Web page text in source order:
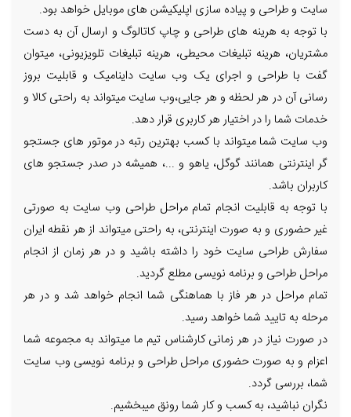
سایت و طراحی و پیاده سازی اپلیکیشن های موبایل خواهد بود.
با توجه به هرینه های طراحی و چاپ کاتالوگ و ارسال آن به دست
مشتریان، هرینه تبلیغات محیطی، هرینه تبلیغات تلویزیونی، میتوان
گفت با طراحی و اجرای یک وب سایت داینامیک و قابلیت بروز
رسانی آن در هر لحظه و هر جایی،وب سایت میتواند به راحتی کالا و
خدمات شما را در اختیار هر کاربری قرار دهد.
وب سایت شما میتواند با کسب بهترین رتبه در موتور های جستجو
گر اینترنتی همانند گوگل، یاهو و ...، همیشه در صدر جستجو های
کاربران باشد.
با توجه به قابلیت انجام تمام مراحل طراحی وب سایت به صورتی
غیر حضوری و به صورت اینترنتی، به راحتی میتواند از هر نقطه ایران
سفارش طراحی سایت خود را داشته باشید و در هر زمان از انجام
مراحل طراحی و برنامه نویسی مطلع گردید.
تمام مراحل در هر فاز با هماهنگی شما انجام خواهد شد و در هر
مرحله به تایید شما خواهد رسید.
در صورت نیاز در هر زمانی کارشناس تیم ما میتواند به مجموعه شما
اعزام و به صورت حضوری مراحل طراحی و برنامه نویسی وب سایت
شما، بررسی گردد.
نگران نباشید، به کسب و کار شما رونق میبخشیم.